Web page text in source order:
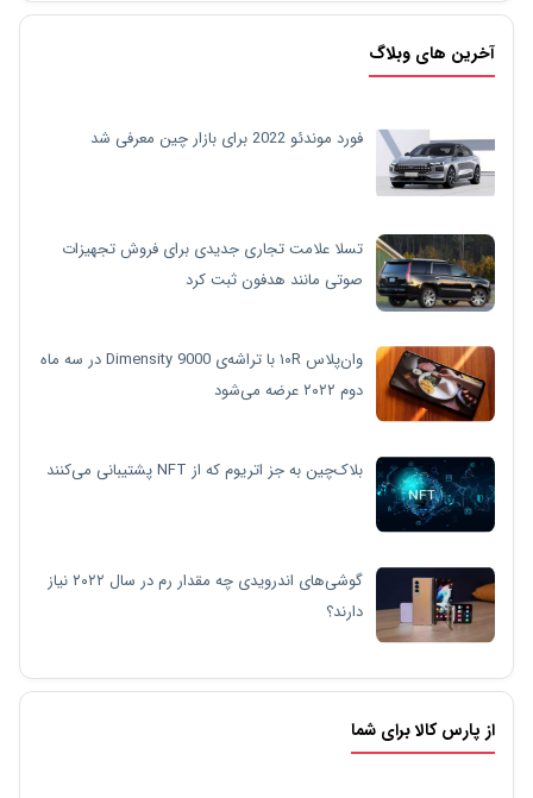
آخرین های وبلاگ
فورد موندئو 2022 برای بازار چین معرفی شد
تسلا علامت تجاری جدیدی برای فروش تجهیزات
صوتی مانند هدفون ثبت کرد
وان‌پلاس ۱۰R با تراشه‌ی Dimensity 9000 در سه ماه
دوم ۲۰۲۲ عرضه می‌شود
بلاک‌چین به جز اتریوم که از NFT پشتیبانی می‌کنند
گوشی‌های اندرویدی چه مقدار رم در سال ۲۰۲۲ نیاز
دارند؟
از پارس کالا برای شما